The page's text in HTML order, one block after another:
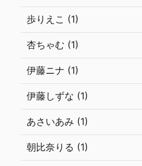
歩りえこ (1)
杏ちゃむ (1)
伊藤ニナ (1)
伊藤しずな (1)
あさいあみ (1)
朝比奈りる (1)